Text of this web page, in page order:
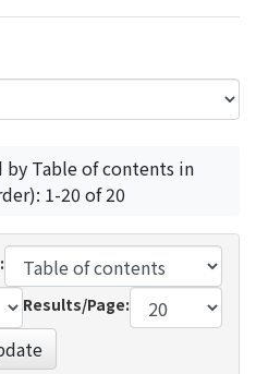
Table of contents in
1-20 of 20
Results/Page: